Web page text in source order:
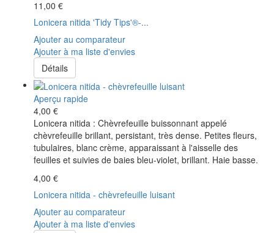
11,00 €
Lonicera nitida 'Tidy Tips'®-...
Ajouter au comparateur
Ajouter à ma liste d'envies
Détails
Aperçu rapide
4,00 €
Lonicera nitida : Chèvrefeuille buissonnant appelé
chèvrefeuille brillant, persistant, très dense. Petites fleurs,
tubulaires, blanc crème, apparaissant à l'aisselle des
feuilles et suivies de baies bleu-violet, brillant. Haie basse.
4,00 €
Lonicera nitida - chèvrefeuille luisant
Ajouter au comparateur
Ajouter à ma liste d'envies